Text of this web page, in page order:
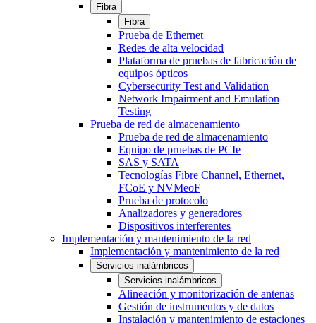
Fibra
Fibra
Prueba de Ethernet
Redes de alta velocidad
Plataforma de pruebas de fabricación de
equipos ópticos
Cybersecurity Test and Validation
Network Impairment and Emulation
Testing
Prueba de red de almacenamiento
Prueba de red de almacenamiento
Equipo de pruebas de PCIe
SAS y SATA
Tecnologías Fibre Channel, Ethernet,
FCoE y NVMeoF
Prueba de protocolo
Analizadores y generadores
Dispositivos interferentes
Implementación y mantenimiento de la red
Implementación y mantenimiento de la red
Servicios inalámbricos
Servicios inalámbricos
Alineación y monitorización de antenas
Gestión de instrumentos y de datos
Instalación y mantenimiento de estaciones